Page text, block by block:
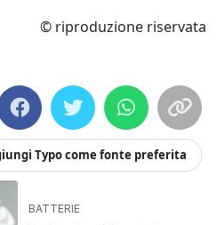
© riproduzione riservata
Typo come fonte preferita
BATTERIE